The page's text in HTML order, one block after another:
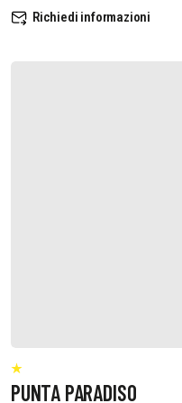
Richiedi informazioni
PUNTA PARADISO